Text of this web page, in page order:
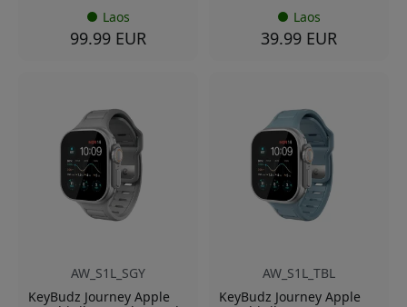
Laos
99.99 EUR
Laos
39.99 EUR
AW_S1L_SGY
KeyBudz Journey Apple
AW_S1L_TBL
KeyBudz Journey Apple